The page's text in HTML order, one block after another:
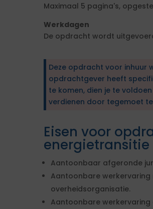
Maximaal 5 pagina's,
Werkdagen
De opdracht wordt
Deze opdracht voor inhuur
opdrachtgever heeft
te komen, dien je te
verdienen door tegemoet
Eisen voor
energietransitie
Aantoonbaar afgeronde
Aantoonbare werkervaring
overheidsorganisatie.
Aantoonbare